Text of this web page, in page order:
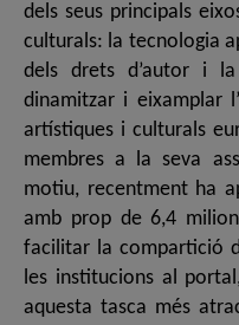
dels seus principals
culturals: la tecnologia
dels drets d’autor i
dinamitzar i eixamplar
artístiques i culturals
membres a la seva
motiu, recentment ha
amb prop de 6,4
facilitar la compartició
les institucions al
aquesta tasca més